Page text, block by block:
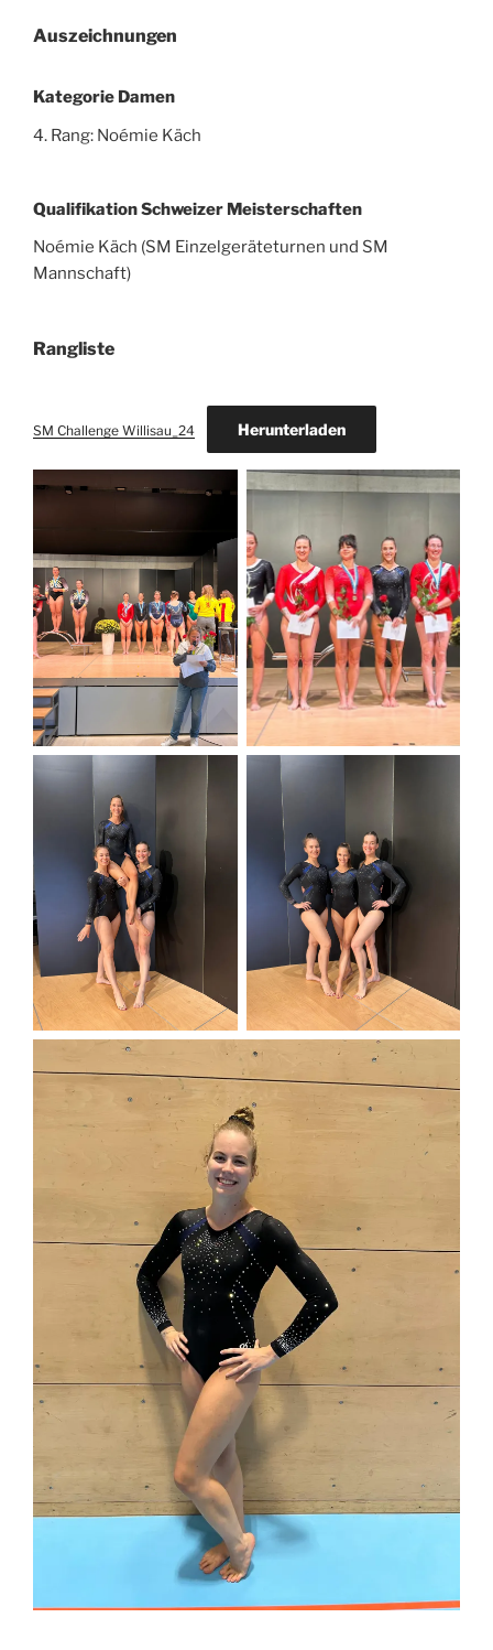
Auszeichnungen
Kategorie Damen
4. Rang: Noémie Käch
Qualifikation Schweizer Meisterschaften
Noémie Käch (SM Einzelgeräteturnen und SM
Mannschaft)
Rangliste
SM Challenge Willisau_24 Herunterladen